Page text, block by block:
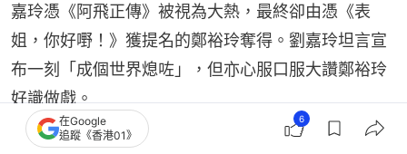
嘉玲憑《阿飛正傳》被視為大熱，最終卻由憑《表
姐，你好嘢！》獲提名的鄭裕玲奪得。劉嘉玲坦言宣
布一刻「成個世界熄咗」，但亦心服口服大讚鄭裕玲
好識做戲。
在Google
追蹤《香港01》
6